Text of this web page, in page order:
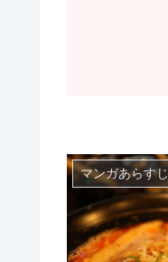
マンガあらすじ